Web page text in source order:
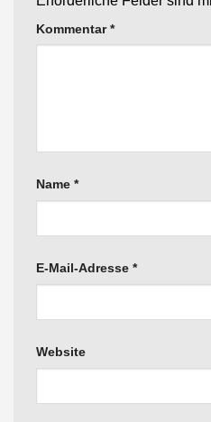
Kommentar*
Name *
E-Mail-Adresse *
Website